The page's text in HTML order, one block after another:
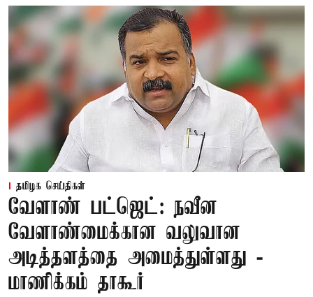
தமிழக செய்திகள்
வேளாண் பட்ஜெட்: நவீன
வேளாண்மைக்கான வலுவான
அடித்தளத்தை அமைத்துள்ளது -
மாணிக்கம் தாகூர்